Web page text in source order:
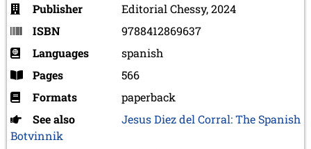
Publisher
Editorial Chessy, 2024
ISBN
9788412869637
Languages
spanish
Pages
566
Formats
paperback
See also
Jesus Diez del Corral: The Spanish
Botvinnik